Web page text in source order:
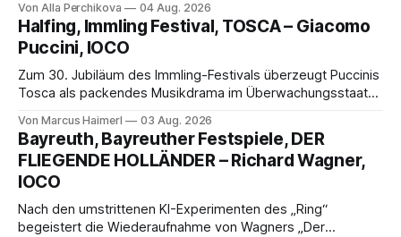
Genau so war der Abend im Kurhaus Wiesbaden, an dem
Johannes Brahms’ Erstes Klavierkonzert d-Moll op. 15 mit
Daniil
Von Alla Perchikova 04 Aug. 2026
Halfing, Immling Festival, TOSCA – Giacomo
Puccini, IOCO
Zum 30. Jubiläum des Immling-Festivals überzeugt Puccinis
Tosca als packendes Musikdrama im Überwachungsstaat
spannend und werkgetreu, getragen von starken Solisten,
eindrucksvollen Projektionen und einer klangvollen
musikalischen Leitung.
Von Marcus Haimerl 03 Aug. 2026
Bayreuth, Bayreuther Festspiele, DER
FLIEGENDE HOLLÄNDER – Richard Wagner,
IOCO
Nach den umstrittenen KI-Experimenten des „Ring“
begeistert die Wiederaufnahme von Wagners „Der